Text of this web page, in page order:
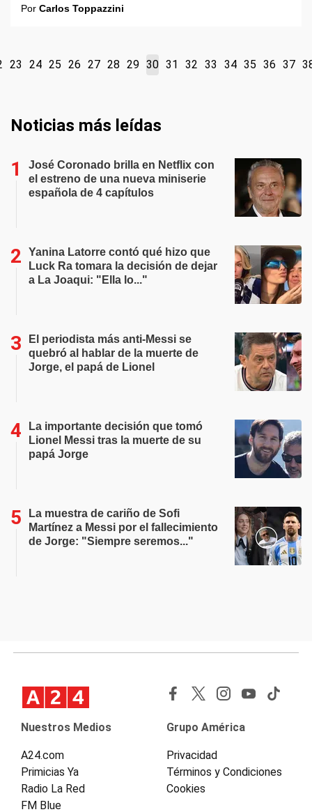
Por Carlos Toppazzini
23 24 25 26 27 28 29 30 31 32 33 34 35 36 37
Noticias más leídas
José Coronado brilla en Netflix con
el estreno de una nueva miniserie
española de 4 capítulos
Yanina Latorre contó qué hizo que
Luck Ra tomara la decisión de dejar
a La Joaqui: "Ella lo..."
El periodista más anti-Messi se
quebró al hablar de la muerte de
Jorge, el papá de Lionel
La importante decisión que tomó
Lionel Messi tras la muerte de su
papá Jorge
La muestra de cariño de Sofi
Martínez a Messi por el fallecimiento
de Jorge: "Siempre seremos..."
Nuestros Medios
A24.com
Primicias Ya
Radio La Red
FM Blue
Grupo América
Privacidad
Términos y Condiciones
Cookies